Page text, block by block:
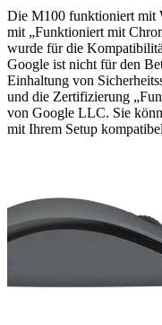
Die M100 funktioniert mit
mit „Funktioniert mit
wurde für die
Google ist nicht für den
Einhaltung von
und die Zertifizierung
von Google LLC. Sie
mit Ihrem Setup